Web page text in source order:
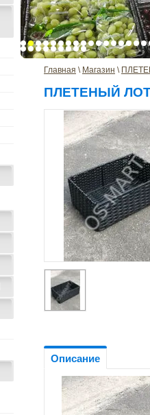
Главная \ Магазин \
ПЛЕТЕНЫЙ
Описание